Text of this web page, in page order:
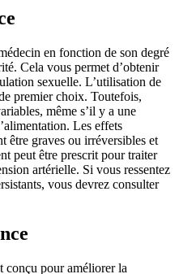
en fonction de son degré
Cela vous permet d’obtenir
sexuelle. L’utilisation de
premier choix. Toutefois,
même s’il y a une
Les effets
être graves ou irréversibles et
peut être prescrit pour traiter
artérielle. Si vous ressentez
vous devrez consulter
conçu pour améliorer la